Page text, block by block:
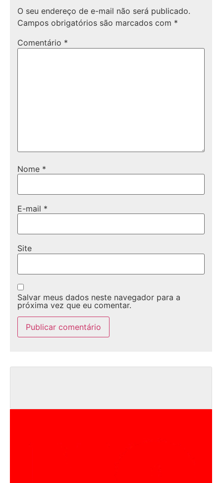
O seu endereço de e-mail não será publicado.
Campos obrigatórios são marcados com *
Comentário *
Nome *
E-mail *
Site
Salvar meus dados neste navegador para a
próxima vez que eu comentar.